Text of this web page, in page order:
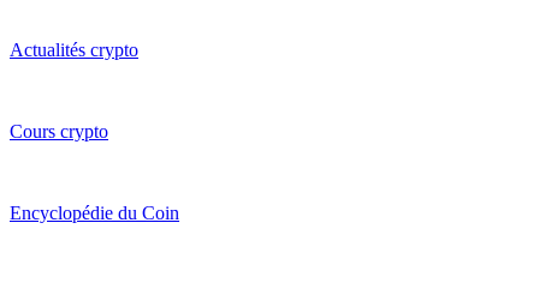
Actualités crypto
Cours crypto
Encyclopédie du Coin